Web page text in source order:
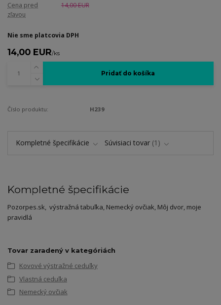
Cena pred
zľavou
14,00 EUR
Nie sme platcovia DPH
14,00 EUR/ks
Pridať do košíka
Číslo produktu: H239
Kompletné špecifikácie Súvisiaci tovar 1
Kompletné špecifikácie
Pozorpes.sk, výstražná tabuľka, Nemecký ovčiak, Môj dvor, moje
pravidlá
Tovar zaradený v kategóriách
Kovové výstražné ceduľky
Vlastná ceduľka
Nemecký ovčiak